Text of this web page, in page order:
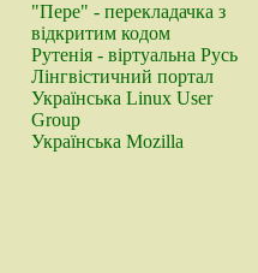
"Пере" - перекладачка з
відкритим кодом
Рутенія - віртуальна Русь
Лінгвістичний портал
Українська Linux User
Group
Українська Mozilla